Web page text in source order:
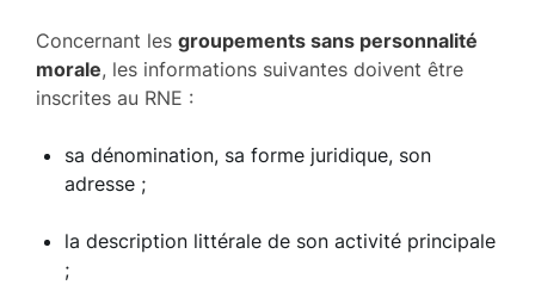
Concernant les groupements sans personnalité
morale, les informations suivantes doivent être
inscrites au RNE :
sa dénomination, sa forme juridique, son
adresse ;
la description littérale de son activité principale
;